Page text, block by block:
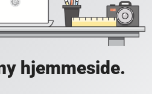
hjemmeside.